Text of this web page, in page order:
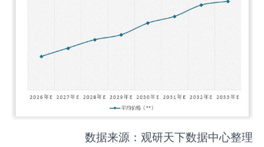
数据来源：观研天下数据中心整理